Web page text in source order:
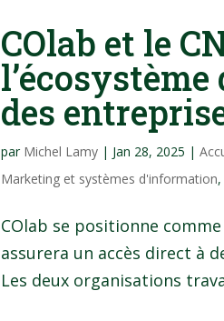
COlab et le
des
par Michel Lamy | Jan 28, 2025 |
Marketing et systèmes d'information,
COlab se positionne
assurera un accès direct à
Les deux organisations